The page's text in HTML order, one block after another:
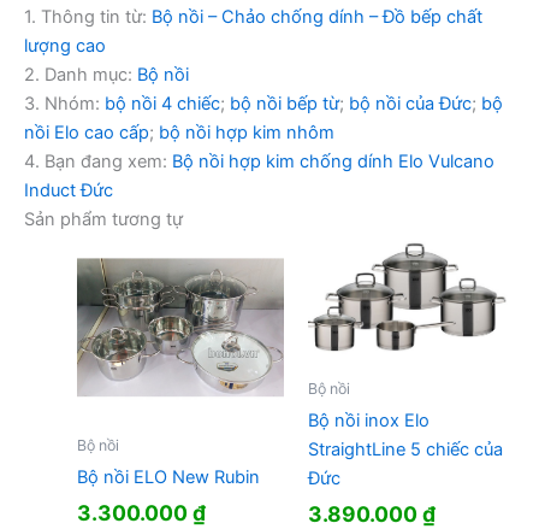
1. Thông tin từ: Bộ nồi – Chảo chống dính – Đồ bếp chất
lượng cao
2. Danh mục: Bộ nồi
3. Nhóm: bộ nồi 4 chiếc; bộ nồi bếp từ; bộ nồi của Đức; bộ
nồi Elo cao cấp; bộ nồi hợp kim nhôm
4. Bạn đang xem: Bộ nồi hợp kim chống dính Elo Vulcano
Induct Đức
Sản phẩm tương tự
Bộ nồi
Bộ nồi ELO New Rubin
3.300.000₫
Bộ nồi
Bộ nồi inox Elo
StraightLine 5 chiếc của
Đức
3.890.000₫